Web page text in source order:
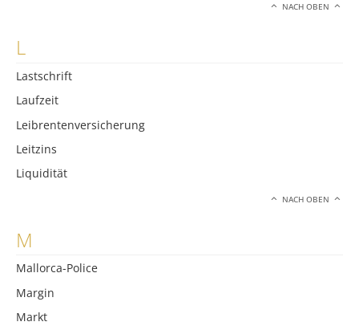
NACH OBEN
L
Lastschrift
Laufzeit
Leibrentenversicherung
Leitzins
Liquidität
NACH OBEN
M
Mallorca-Police
Margin
Markt